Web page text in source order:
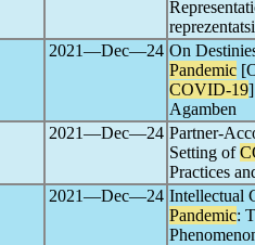
2021―Dec―24 On
Pandemic
COVID-19
Agamben
2021―Dec―24 Partner-
Setting of
Practices
2021―Dec―24 Intellectual
Pandemic: